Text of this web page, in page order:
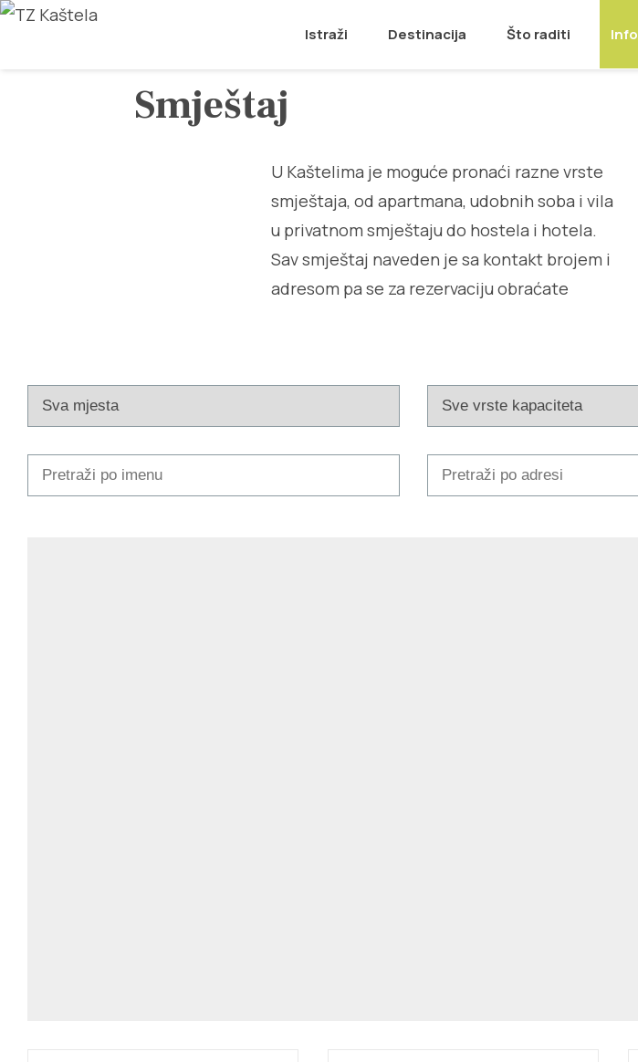
Istraži Destinacija Što raditi Info
Smještaj
U Kaštelima je moguće pronaći razne vrste
smještaja, od apartmana, udobnih soba i vila
u privatnom smještaju do hostela i hotela.
Sav smještaj naveden je sa kontakt brojem i
adresom pa se za rezervaciju obraćate